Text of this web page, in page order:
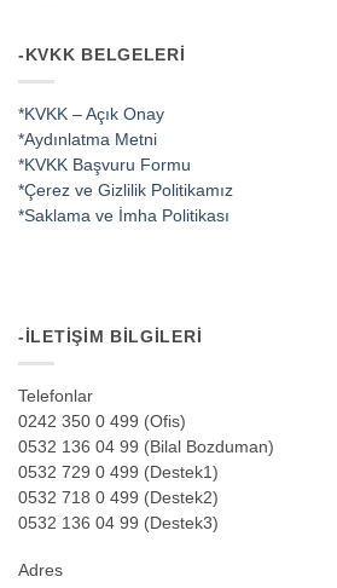
-KVKK BELGELERI
*KVKK – Açık Onay
*Aydınlatma Metni
*KVKK Başvuru Formu
*Çerez ve Gizlilik Politikamız
*Saklama ve İmha Politikası
-İLETIŞIM BILGILERI
Telefonlar
0242 350 0 499 (Ofis)
0532 136 04 99 (Bilal Bozduman)
0532 729 0 499 (Destek1)
0532 718 0 499 (Destek2)
0532 136 04 99 (Destek3)
Adres